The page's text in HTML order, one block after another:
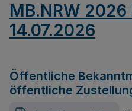
MB.NRW 2026
14.07.2026
Öffentliche
öffentliche